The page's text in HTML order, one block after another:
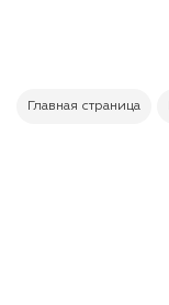
Главная страница